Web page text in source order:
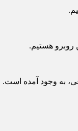
روبرو هستیم.
به وجود آمده است.